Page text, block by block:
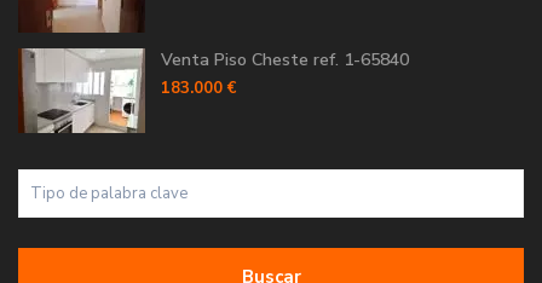
Venta Piso Cheste ref. 1-65840
183.000 €
Buscar